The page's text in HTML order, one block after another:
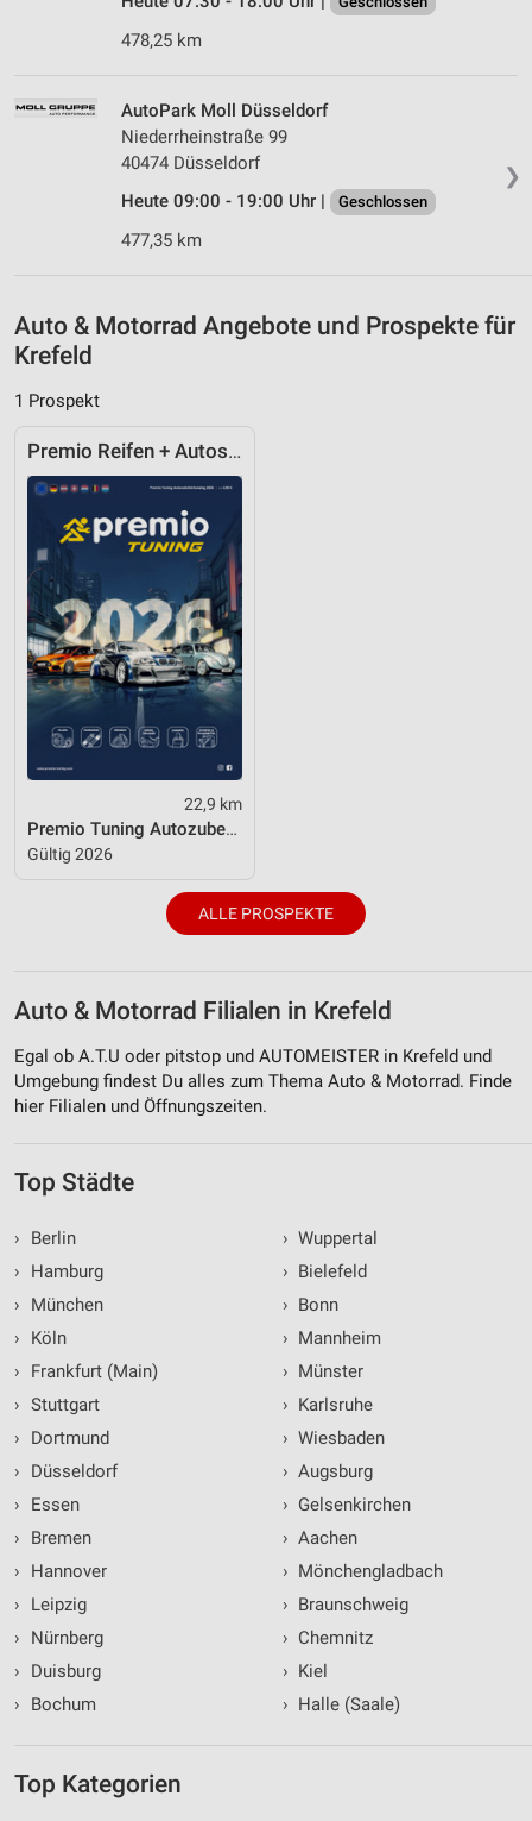
478,25 km
❯
AutoPark Moll Düsseldorf
Niederrheinstraße 99
40474 Düsseldorf
Heute 09:00 - 19:00 Uhr |
Geschlossen
477,35 km
Auto & Motorrad Angebote und Prospekte für
Krefeld
1 Prospekt
Premio Reifen + Autoservice
22,9 km
Premio Tuning Autozubehörkatalog 2026
Gültig 2026
ALLE PROSPEKTE
Auto & Motorrad Filialen in Krefeld
Egal ob A.T.U oder pitstop und AUTOMEISTER in Krefeld und
Umgebung findest Du alles zum Thema Auto & Motorrad. Finde
hier Filialen und Öffnungszeiten.
Top Städte
›
Berlin
›
Hamburg
›
München
›
Köln
›
Frankfurt (Main)
› Stuttgart
›
Dortmund
›
Düsseldorf
›
Essen
›
Bremen
›
Hannover
›
Leipzig
›
Nürnberg
›
Duisburg
›
Bochum
› Wuppertal
› Bielefeld
› Bonn
› Mannheim
› Münster
› Karlsruhe
› Wiesbaden
› Augsburg
› Gelsenkirchen
› Aachen
› Mönchengladbach
› Braunschweig
› Chemnitz
› Kiel
› Halle (Saale)
Top Kategorien
IAB-Besonderheiten:
Geräte anhand von aktiv angeforderten
Informationen identifizieren
Funktional
Werbung